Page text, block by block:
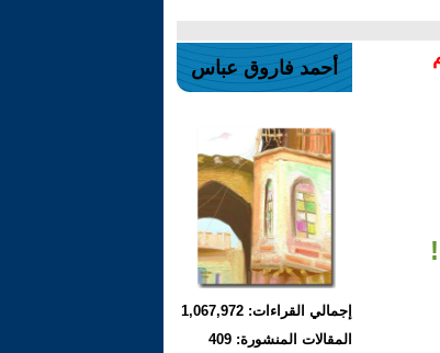
أحمد فاروق عباس
إجمالي القراءات: 1,067,972
المقالات المنشورة: 409